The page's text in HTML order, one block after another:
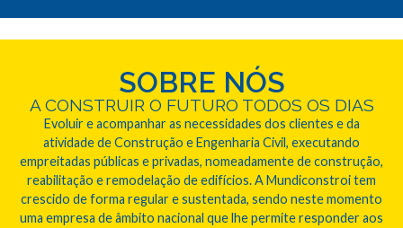
SOBRE NÓS
A CONSTRUIR O FUTURO TODOS OS DIAS
Evoluir e acompanhar as necessidades dos clientes e da
atividade de Construção e Engenharia Civil, executando
empreitadas públicas e privadas, nomeadamente de construção,
reabilitação e remodelação de edifícios. A Mundiconstroi tem
crescido de forma regular e sustentada, sendo neste momento
uma empresa de âmbito nacional que lhe permite responder aos